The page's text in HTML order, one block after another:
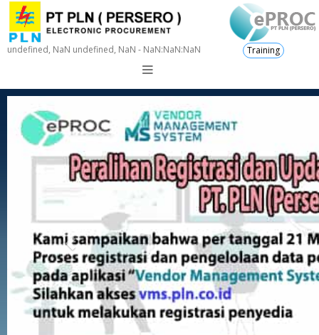
undefined, NaN undefined, NaN - NaN:NaN:NaN Training